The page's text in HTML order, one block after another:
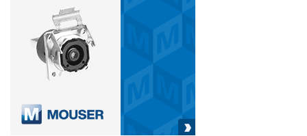
requisitos necessários às execuções estejam disponíveis.
Novamente, estamos falando de sistemas de integração e
agora também, adicionamos mais um dos pilares da
indústria 4.0: o big data.
Então, podemos afirmar que um software de CAM não é
somente um software de CAM para gerar caminho de